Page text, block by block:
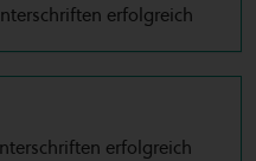
erfolgreich
erfolgreich